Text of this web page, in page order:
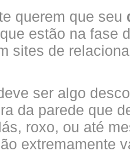
querem que seu
estão na fase
sites de
ser algo
da parede que
roxo, ou até
extremamente